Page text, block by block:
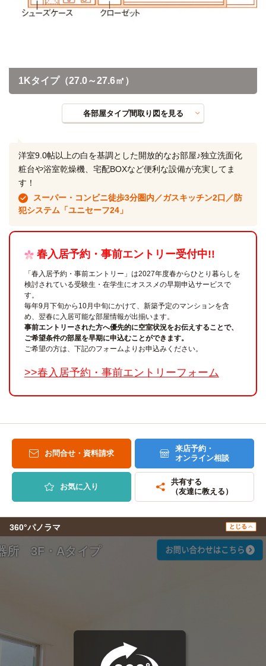
1Kタイプ（27.0～27.6㎡）
各部屋タイプ間取り図を見る
洋室9.0帖以上の白を基調とした開放的なお部屋♪独立洗面化
粧台や浴室乾燥機、宅配BOXなど便利な設備が充実してま
す！
スーパー・コンビニ徒歩3分圏内／ガスキッチン2口／防
犯システム「ユニセーフ24」
春入居予約・事前エントリー受付中!!
「春入居予約・事前エントリー」は2027年度春からひとり暮らしを
検討されている受験生・在学生にオススメの早期申込サービスで
す。
毎年9月下旬から10月中旬にかけて、新築予定のマンションを含
め、翌春に入居可能な部屋情報が出揃います。
事前エントリーされた方へ優先的に空室状況をお伝えすることで、
ご希望条件の部屋を早期に申込むことができます。
ご希望の方は、下記のフォームよりお申込みください。
>>春入居予約・事前エントリーフォーム
お問合せ・資料請求
来店予約・
オンライン相談
お気に入り
共有する
（友達に教える）
360°パノラマ とじる